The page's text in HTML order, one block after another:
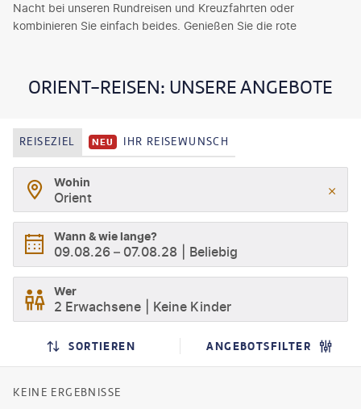
Nacht bei unseren Rundreisen und Kreuzfahrten oder
kombinieren Sie einfach beides. Genießen Sie die rote
Trendmetropole Dubai mit ihren gigantischen Bauwerken und
ihren schier endlosen Shoppingparadiesen. Hier können Sie
Willkommen im Morgenland!
ORIENT-REISEN: UNSERE ANGEBOTE
REISEZIEL NEU IHR REISEWUNSCH
Wohin
Orient
Wann & wie lange?
09.08.26 – 07.08.28 Beliebig
Wer
2 Erwachsene Keine Kinder
SORTIEREN ANGEBOTSFILTER
KEINE ERGEBNISSE